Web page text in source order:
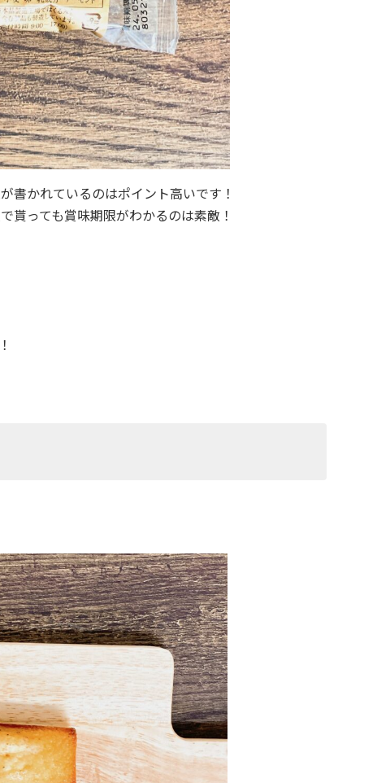
書かれているのはポイント高いです！
貰っても賞味期限がわかるのは素敵！